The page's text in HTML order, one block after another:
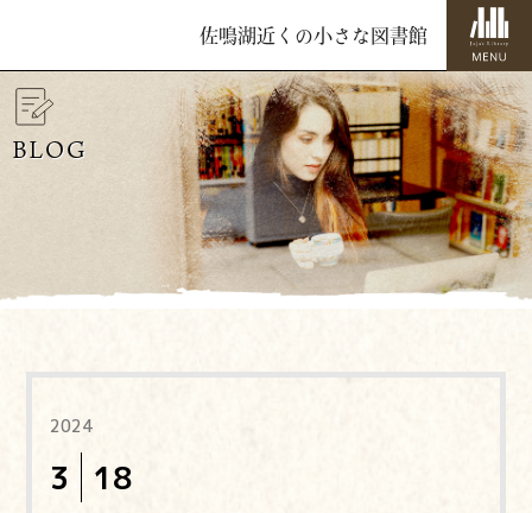
佐鳴湖近くの小さな図書館
BLOG
2024
3 18